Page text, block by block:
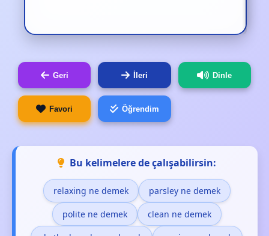
Geri İleri Dinle
Favori Öğrendim
Bu kelimelere de çalışabilirsin:
relaxing ne demek parsley ne demek
polite ne demek clean ne demek